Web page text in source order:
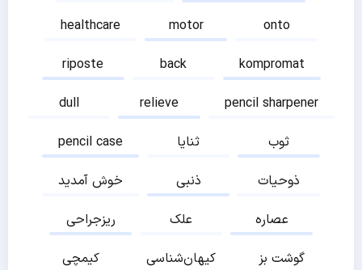
healthcare
motor
onto
riposte
back
kompromat
dull
relieve
pencil sharpener
pencil case
ثنایا
ثوب
خوش آمدید
ذنبی
ذوحیات
ریزجراحی
علک
عصاره
کیمچی
کیهان‌شناسی
گوشت بز